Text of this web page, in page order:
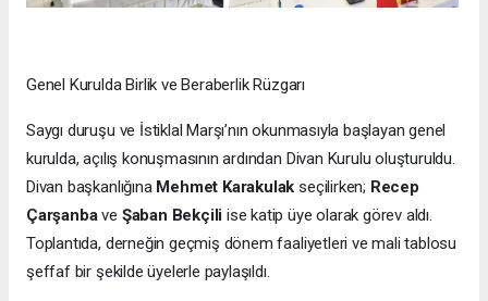
Genel Kurulda Birlik ve Beraberlik Rüzgarı
Saygı duruşu ve İstiklal Marşı’nın okunmasıyla başlayan genel
kurulda, açılış konuşmasının ardından Divan Kurulu oluşturuldu.
Divan başkanlığına Mehmet Karakulak seçilirken; Recep
Çarşanbave Şaban Bekçili ise katip üye olarak görev aldı.
Toplantıda, derneğin geçmiş dönem faaliyetleri ve mali tablosu
şeffaf bir şekilde üyelerle paylaşıldı.